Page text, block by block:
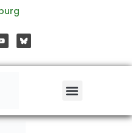
o
u
t
b
e